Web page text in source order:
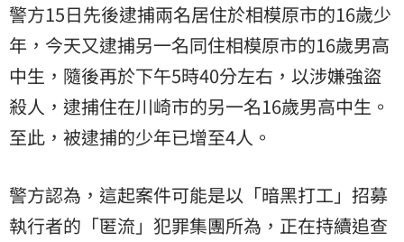
警方15日先後逮捕兩名居住於相模原市的16歲少
年，今天又逮捕另一名同住相模原市的16歲男高
中生，隨後再於下午5時40分左右，以涉嫌強盜
殺人，逮捕住在川崎市的另一名16歲男高中生。
至此，被逮捕的少年已增至4人。
警方認為，這起案件可能是以「暗黑打工」招募
執行者的「匿流」犯罪集團所為，正在持續追查